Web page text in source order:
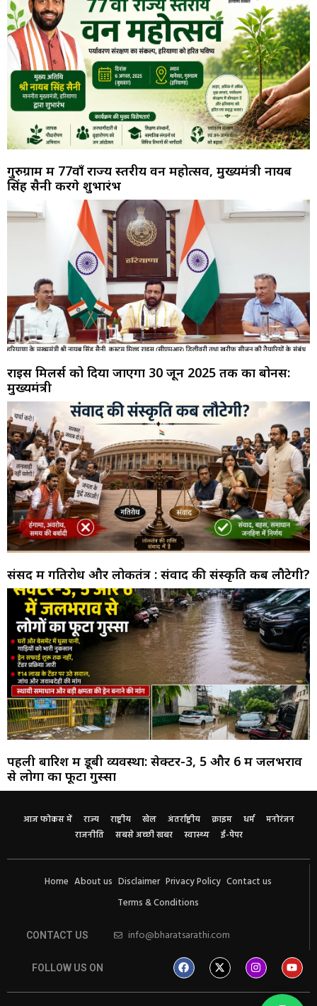
गुरुग्राम में 77वाँ राज्य स्तरीय वन महोत्सव, मुख्यमंत्री नायब
सिंह सैनी करेंगे शुभारंभ
राइस मिलर्स को दिया जाएगा 30 जून 2025 तक का बोनस:
मुख्यमंत्री
संसद में गतिरोध और लोकतंत्र : संवाद की संस्कृति कब लौटेगी?
पहली बारिश में डूबी व्यवस्था: सेक्टर-3, 5 और 6 में जलभराव
से लोगों का फूटा गुस्सा
आज फोकस में राज्य राष्ट्रीय खेल अंतर्राष्ट्रीय क्राइम धर्म
मनोरंजन
राजनीति
सबसे अच्छी खबर स्वास्थ्य ई-पेपर
Home About us Disclaimer Privacy Policy Contact us
Terms & Conditions
CONTACT US info@bharatsarathi.com
FOLLOW US ON